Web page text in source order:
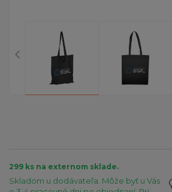
299 ks na externom sklade.
Skladom u dodávateľa. Môže byť u Vás